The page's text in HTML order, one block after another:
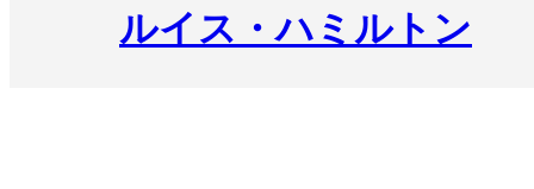
ルイス・ハミルトン